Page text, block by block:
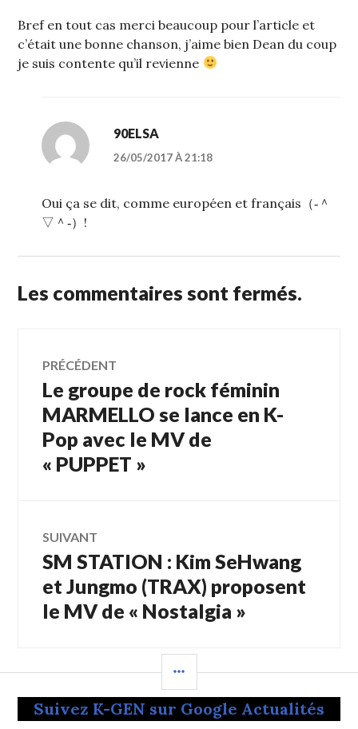
Bref en tout cas merci beaucoup pour l’article et
c’était une bonne chanson, j’aime bien Dean du coup
je suis contente qu’il revienne
90ELSA
26/05/2017 À 21:18
Oui ça se dit, comme européen et français（‐＾
▽＾‐）!
Les commentaires sont fermés.
Navigation
de
l’article
PRÉCÉDENT
Article
précédent :
Le groupe de rock féminin
MARMELLO se lance en K-
Pop avec le MV de
« PUPPET »
SUIVANT
Article
Suivant:
SM STATION : Kim SeHwang
et Jungmo (TRAX) proposent
le MV de « Nostalgia »
LATÉRALE
Suivez K-GEN sur Google Actualités